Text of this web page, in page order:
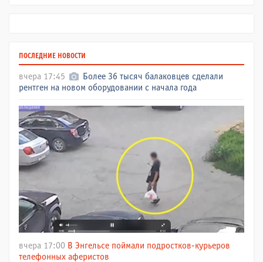
ПОСЛЕДНИЕ НОВОСТИ
вчера 17:45
Более 36 тысяч балаковцев сделали
рентген на новом оборудовании с начала года
вчера 17:00 В Энгельсе поймали подростков-курьеров
телефонных аферистов